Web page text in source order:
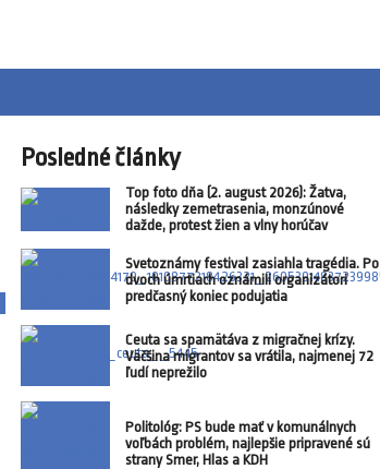
Posledné články
Top foto dňa (2. august 2026): Žatva,
následky zemetrasenia, monzúnové
dažde, protest žien a vlny horúčav
Svetoznámy festival zasiahla tragédia. Po
dvoch úmrtiach oznámili organizátori
predčasný koniec podujatia
Ceuta sa spamätáva z migračnej krízy.
Väčšina migrantov sa vrátila, najmenej 72
ľudí neprežilo
Politológ: PS bude mať v komunálnych
voľbách problém, najlepšie pripravené sú
strany Smer, Hlas a KDH